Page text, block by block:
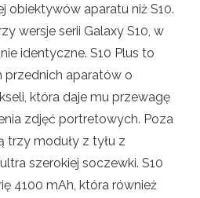
obiektywów aparatu niż S10.
wersje serii Galaxy S10, w
identyczne. S10 Plus to
przednich aparatów o
która daje mu przewagę
zdjęć portretowych. Poza
moduły z tyłu z
szerokiej soczewki. S10
4100 mAh, która również